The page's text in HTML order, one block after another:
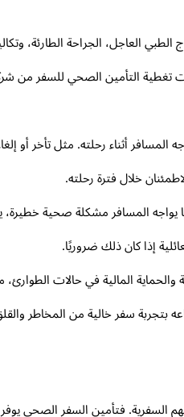
العاجل، الجراحة الطارئة،
تغطية التأمين الصحي للسفر
أثناء رحلته. مثل تأخر أو
خلال فترة رحلته.
المسافر مشكلة صحية خطيرة،
إذا كان ذلك ضروريًا.
المالية في حالات الطوارئ،
سفر خالية من المخاطر
السفرية. فتأمين السفر الصحي